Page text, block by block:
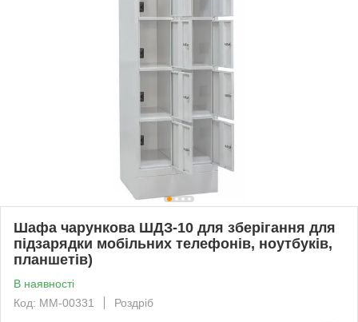
Шафа чарункова ШДЗ-10 для зберігання для
підзарядки мобільних телефонів, ноутбуків,
планшетів)
В наявності
Код: ММ-00331
Роздріб